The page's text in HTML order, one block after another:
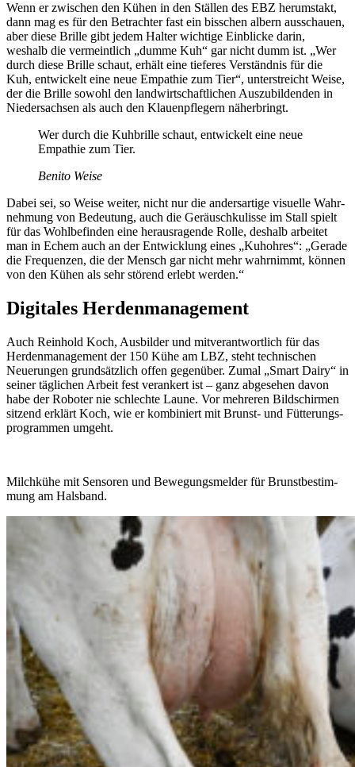
Wenn er zwischen den Kühen in den Ställen des EBZ herum­stakt,
dann mag es für den Betrachter fast ein biss­chen albern ausschauen,
aber diese Brille gibt jedem Halter wich­tige Einblicke darin,
weshalb die vermeint­lich „dumme Kuh“ gar nicht dumm ist. „Wer
durch diese Brille schaut, erhält eine tieferes Verständnis für die
Kuh, entwi­ckelt eine neue Empa­thie zum Tier“, unter­streicht Weise,
der die Brille sowohl den land­wirt­schaft­li­chen Auszu­bil­denden in
Nieder­sachsen als auch den Klau­en­pfle­gern näher­bringt.
Wer durch die Kuhbrille schaut, entwi­ckelt eine neue
Empa­thie zum Tier.
Benito Weise
Dabei sei, so Weise weiter, nicht nur die anders­ar­tige visu­elle Wahr­
neh­mung von Bedeu­tung, auch die Geräusch­ku­lisse im Stall spielt
für das Wohl­be­finden eine heraus­ra­gende Rolle, deshalb arbeitet
man in Echem auch an der Entwick­lung eines „Kuhohres“: „Gerade
die Frequenzen, die der Mensch gar nicht mehr wahr­nimmt, können
von den Kühen als sehr störend erlebt werden.“
Digi­tales Herden­ma­nage­ment
Auch Rein­hold Koch, Ausbilder und mitver­ant­wort­lich für das
Herden­ma­nage­ment der 150 Kühe am LBZ, steht tech­ni­schen
Neue­rungen grund­sätz­lich offen gegen­über. Zumal „Smart Dairy“ in
seiner tägli­chen Arbeit fest veran­kert ist – ganz abge­sehen davon
habe der Roboter nie schlechte Laune. Vor mehreren Bild­schirmen
sitzend erklärt Koch, wie er kombi­niert mit Brunst- und Fütte­rungs­
pro­grammen umgeht.
Milch­kühe mit Sensoren und Bewe­gungs­melder für Brunst­be­stim­
mung am Hals­band.